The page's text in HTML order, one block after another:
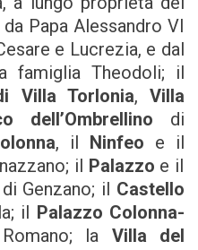
Papa Alessandro VI
e Lucrezia, e dal
famiglia Theodoli; il
Villa Torlonia,Villa
dell’Ombrellino di
, il Ninfeo e il
il Palazzo e il
di Genzano; il Castello
il Palazzo Colonna-
la Villa del